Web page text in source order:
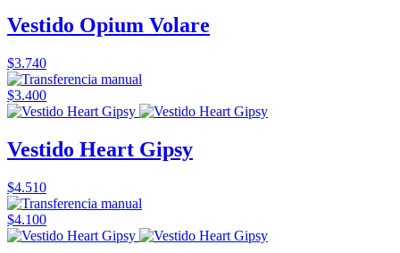
Vestido Opium Volare
$3.740
$3.400
Vestido Heart Gipsy
$4.510
$4.100